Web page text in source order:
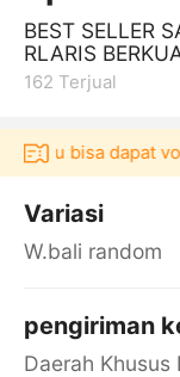
BEST SELLER
RLARIS
162 Terjual
bisa dapat
Variasi
W.bali random
pengiriman